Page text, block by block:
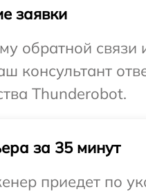
заявки
обратной связи
консультант
Thunderobot.
за 35 минут
приедет по